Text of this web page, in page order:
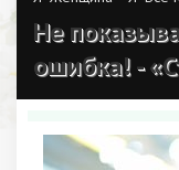
Не
ошибка! -